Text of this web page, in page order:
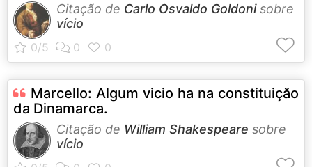
Citação de Carlo Osvaldo Goldonisobre
vício
Marcello: Algum vicio ha na constituiçăo
da Dinamarca.
Citação de William Shakespeare sobre
vício